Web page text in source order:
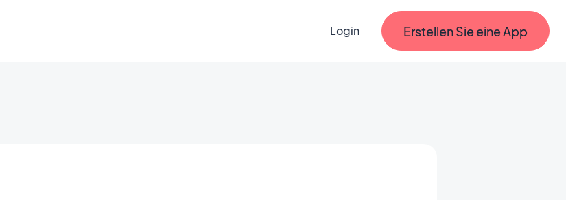
Login Erstellen Sie eine App